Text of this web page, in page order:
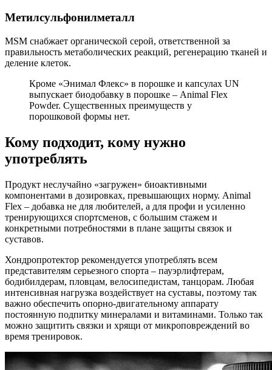
Метилсульфонилметалл
MSM снабжает органической серой, ответственной за
правильность метаболических реакций, регенерацию тканей и
деление клеток.
Кроме «Энимал Флекс» в порошке и капсулах UN
выпускает биодобавку в порошке – Animal Flex
Powder. Существенных преимуществ у
порошковой формы нет.
Кому подходит, кому нужно
употреблять
Продукт неслучайно «загружен» биоактивными
компонентами в дозировках, превышающих норму. Animal
Flex – добавка не для любителей, а для профи и усиленно
тренирующихся спортсменов, с большим стажем и
конкретными потребностями в плане защиты связок и
суставов.
Хондропротектор рекомендуется употреблять всем
представителям серьезного спорта – пауэрлифтерам,
бодибилдерам, пловцам, велосипедистам, танцорам. Любая
интенсивная нагрузка воздействует на суставы, поэтому так
важно обеспечить опорно-двигательному аппарату
постоянную подпитку минералами и витаминами. Только так
можно защитить связки и хрящи от микроповреждений во
время тренировок.